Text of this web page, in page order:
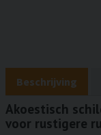
Beschrijving
Akoestisch
voor rustigere